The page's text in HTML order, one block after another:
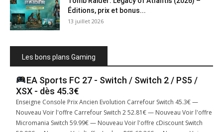
Éditions, prix et bonus...
13 juillet 2026
Les bons plans Gaming
EA Sports FC 27 - Switch / Switch 2 / PS5 /
XSX - dès 45.3€
Enseigne Console Prix Ancien Evolution Carrefour Switch 45.3€ —
Nouveau Voir l'offre Carrefour Switch 2 52.81€ — Nouveau Voir l'offre
Micromania Switch 59.99€ — Nouveau Voir l'offre cDiscount Switch